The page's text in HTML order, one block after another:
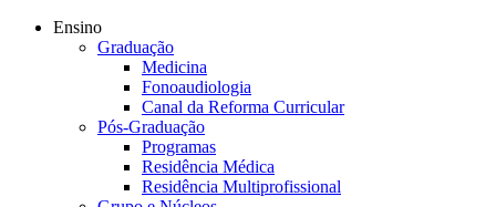
Ensino
Graduação
Medicina
Fonoaudiologia
Canal da Reforma Curricular
Pós-Graduação
Programas
Residência Médica
Residência Multiprofissional